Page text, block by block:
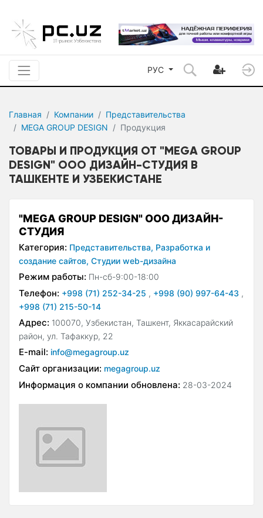
РУС
Главная Компании
Представительства
MEGA GROUP DESIGN
Продукция
ТОВАРЫ И ПРОДУКЦИЯ ОТ "MEGA GROUP
DESIGN" ООО ДИЗАЙН-СТУДИЯ В
ТАШКЕНТЕ И УЗБЕКИСТАНЕ
"MEGA GROUP DESIGN" ООО ДИЗАЙН-
СТУДИЯ
Категория: Представительства, Разработка и
создание сайтов, Студии web-дизайна
Режим работы: Пн-сб-9:00-18:00
Телефон: +998 (71) 252-34-25 , +998 (90) 997-64-43 ,
+998 (71) 215-50-14
Адрес: 100070, Узбекистан, Ташкент, Яккасарайский
район, ул. Тафаккур, 22
E-mail: info@megagroup.uz
Сайт организации: megagroup.uz
Информация о компании обновлена: 28-03-2024